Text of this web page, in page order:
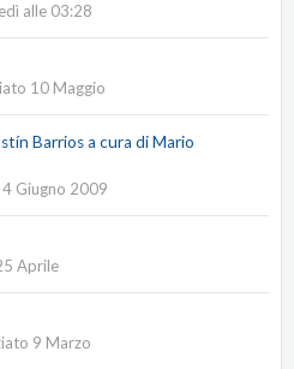
alle 03:28
10 Maggio
Barrios a cura di Mario
4 Giugno 2009
Aprile
9 Marzo